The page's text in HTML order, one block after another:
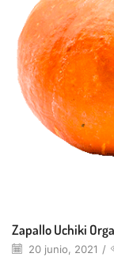
Zapallo Uchiki
20 junio, 2021 /